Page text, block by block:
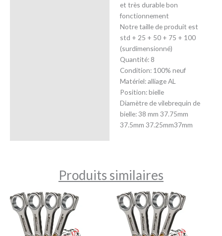
et très durable bon
fonctionnement
Notre taille de produit est
std + 25 + 50 + 75 + 100
(surdimensionné)
Quantité: 8
Condition: 100% neuf
Matériel: alliage AL
Position: bielle
Diamètre de vilebrequin de
bielle: 38 mm 37.75mm
37.5mm 37.25mm37mm
Produits similaires